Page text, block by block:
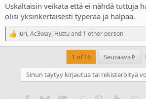
Uskaltaisin veikata että ei nähdä tuttuja
olisi yksinkertaisesti typerää ja halpaa.
R
e
Juri, Ac3way, Huttuand 1 other person
1 of 16 Seuraava
Sinun täytyy kirjautua tai rekisteröityä